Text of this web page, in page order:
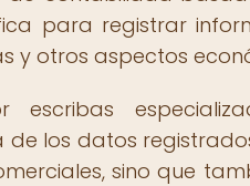
para registrar
y otros aspectos
los datos
sino que